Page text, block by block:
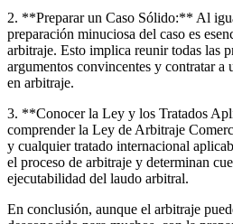
2. **Preparar un Caso Sólido:** Al
preparación minuciosa del caso es
arbitraje. Esto implica reunir todas las
argumentos convincentes y contratar a
en arbitraje.
3. **Conocer la Ley y los Tratados
comprender la Ley de Arbitraje
y cualquier tratado internacional
el proceso de arbitraje y determinan
ejecutabilidad del laudo arbitral.
En conclusión, aunque el arbitraje